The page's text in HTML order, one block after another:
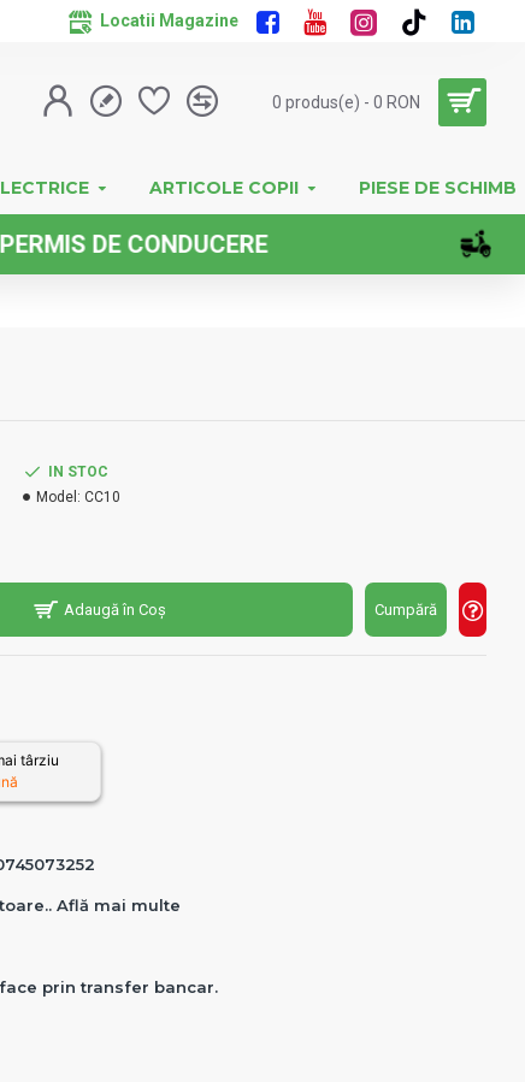
Locatii Magazine
0 produs(e) - 0 RON
ARTICOLE COPII PIESE DE SCHIMB
DE CONDUCERE
IN STOC
Model: CC10
Adaugă în Coș Cumpără
târziu
Află mai multe
prin transfer bancar.